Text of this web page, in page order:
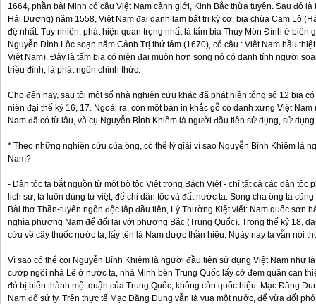
1664, phần bài Minh có câu Việt Nam cảnh giới, Kinh Bắc thừa tuyên. Sau đó
Hải Dương) năm 1558, Việt Nam đại danh lam bất tri kỳ cơ, bia chùa Cam Lộ
đệ nhất. Tuy nhiên, phát hiện quan trọng nhất là tấm bia Thủy Môn Đình ở biên
Nguyễn Đình Lộc soạn năm Cảnh Trị thứ tám (1670), có câu : Việt Nam hầu
Việt Nam). Đây là tấm bia có niên đại muộn hơn song nó có danh tính người
triều đình, là phát ngôn chính thức.
Cho đến nay, sau tôi một số nhà nghiên cứu khác đã phát hiện tổng số 12 bia
niên đại thế kỷ 16, 17. Ngoài ra, còn một bản in khắc gỗ có danh xưng Việt
Nam đã có từ lâu, và cụ Nguyễn Bỉnh Khiêm là người đầu tiên sử dụng, sử
* Theo những nghiên cứu của ông, có thể lý giải vì sao Nguyễn Bỉnh Khiêm là
Nam?
- Dân tộc ta bắt nguồn từ một bộ tộc Việt trong Bách Việt - chỉ tất cả các dân tộc
lịch sử, ta luôn dùng tử việt, để chỉ dân tộc và đất nước ta. Song cha ông ta
Bài thơ Thần-tuyên ngôn độc lập đầu tiên, Lý Thường Kiệt viết: Nam quốc sơn
nghĩa phương Nam để đối lại với phương Bắc (Trung Quốc). Trong thế kỷ 18,
cứu về cây thuốc nước ta, lấy tên là Nam dược thần hiệu. Ngày nay ta vẫn nói
Vì sao có thể coi Nguyễn Bỉnh Khiêm là người đầu tiên sử dụng Việt Nam như
cướp ngôi nhà Lê ở nước ta, nhà Minh bên Trung Quốc lấy cớ đem quân can
đó bị biến thành một quận của Trung Quốc, không còn quốc hiệu. Mạc Đăng
Nam đô sứ ty. Trên thực tế Mạc Đăng Dung vẫn là vua một nước, để vừa đối